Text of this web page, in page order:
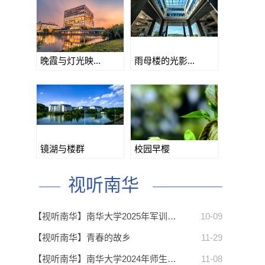
晚霞与灯光映... 雨母楼的光影...
镜湖与楼群 校园早樱
视听南华
【视听南华】南华大学2025年军训… 10-09
【视听南华】青春的故乡 11-29
【视听南华】南华大学2024年师生… 11-08